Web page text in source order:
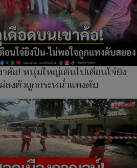
ค้อ! หนุ่มใหญ่เดินไปเตือนโจ๋ยิง
ลงตัวถูกกระหน่ำแทงดับ